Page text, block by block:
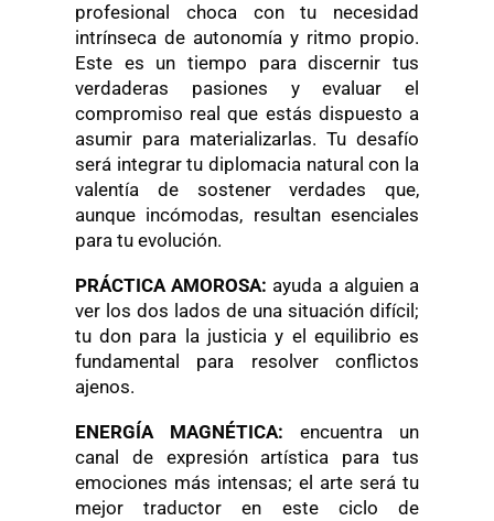
profesional choca con tu necesidad
intrínseca de autonomía y ritmo propio.
Este es un tiempo para discernir tus
verdaderas pasiones y evaluar el
compromiso real que estás dispuesto a
asumir para materializarlas. Tu desafío
será integrar tu diplomacia natural con la
valentía de sostener verdades que,
aunque incómodas, resultan esenciales
para tu evolución.
PRÁCTICA AMOROSA: ayuda a alguien a
ver los dos lados de una situación difícil;
tu don para la justicia y el equilibrio es
fundamental para resolver conflictos
ajenos.
ENERGÍA MAGNÉTICA:encuentra un
canal de expresión artística para tus
emociones más intensas; el arte será tu
mejor traductor en este ciclo de